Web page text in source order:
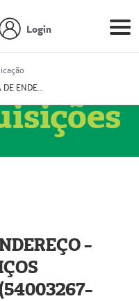
Login
MUDANÇA DE ENDEREÇO - DIAGITAB SERVIÇOS MÉDICOS LTDA (54003267-5)
-